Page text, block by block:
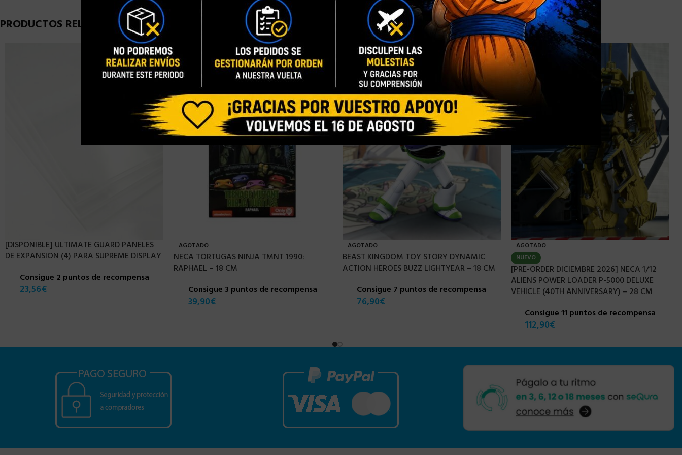
PRODUCTOS RELACIONADOS
[DISPONIBLE] ULTIMATE GUARD PANELES
DE EXPANSION (4) PARA SUPREME DISPLAY
Consigue 2 puntos de recompensa
23,56€
AGOTADO
NECA TORTUGAS NINJA TMNT 1990:
RAPHAEL – 18 CM
Consigue 3 puntos de recompensa
39,90€
AGOTADO
BEAST KINGDOM TOY STORY DYNAMIC
ACTION HEROES BUZZ LIGHTYEAR – 18 CM
Consigue 7 puntos de recompensa
76,90€
AGOTADO
NUEVO
[PRE-ORDER DICIEMBRE 2026] NECA 1/12
ALIENS POWER LOADER P-5000 DELUXE
VEHICLE (40TH ANNIVERSARY) – 28 CM
Consigue 11 puntos de recompensa
112,90€